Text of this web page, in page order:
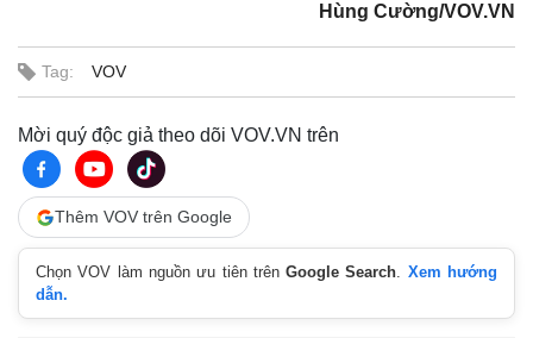
Pháp luật
Vụ án
Vũ khí
Hùng Cường/VOV.VN
Tag: VOV
Mời quý độc giả theo dõi VOV.VN trên
Thêm VOV trên Google
Chọn VOV làm nguồn ưu tiên trênGoogle Search. Xem hướng
dẫn.